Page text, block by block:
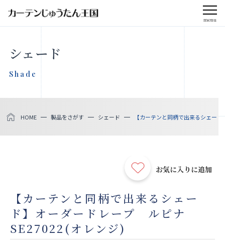
menu
会社案内
お知らせ
製品をさがす
店舗をさがす
シェード
Shade
HOME 製品をさがす シェード 【カーテンと同柄で出来るシェー
お気に入りに追加
【カーテンと同柄で出来るシェー
ド】オーダードレープ ルピナ
SE27022(オレンジ)